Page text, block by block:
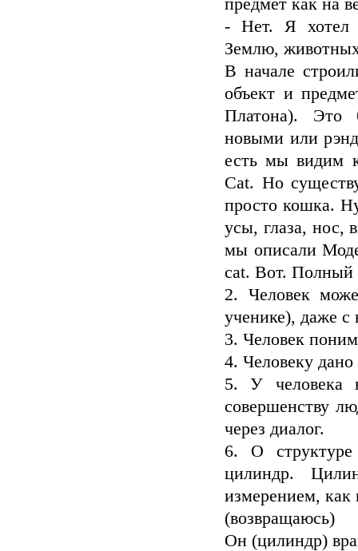
- Нет. Я хотел
Землю,
В начале
объект и
Платона). Это
новыми или
есть мы видим
Cat. Но
просто кошка.
усы, глаза, нос,
мы описали
cat. Вот.
2. Человек
ученике), даже с
3. Человек
4. Человеку дано
5. У человека
совершенству
через диалог.
6. О
цилиндр.
измерением, как
(возвращаюсь)
Он (цилиндр)